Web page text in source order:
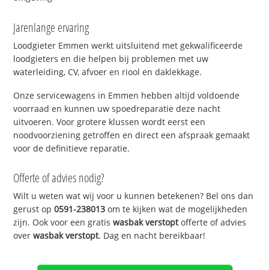
Jarenlange ervaring
Loodgieter Emmen werkt uitsluitend met gekwalificeerde
loodgieters en die helpen bij problemen met uw
waterleiding, CV, afvoer en riool en daklekkage.
Onze servicewagens in Emmen hebben altijd voldoende
voorraad en kunnen uw spoedreparatie deze nacht
uitvoeren. Voor grotere klussen wordt eerst een
noodvoorziening getroffen en direct een afspraak gemaakt
voor de definitieve reparatie.
Offerte of advies nodig?
Wilt u weten wat wij voor u kunnen betekenen? Bel ons dan
gerust op0591-238013 om te kijken wat de mogelijkheden
zijn. Ook voor een gratiswasbak verstoptofferte of advies
overwasbak verstopt. Dag en nacht bereikbaar!